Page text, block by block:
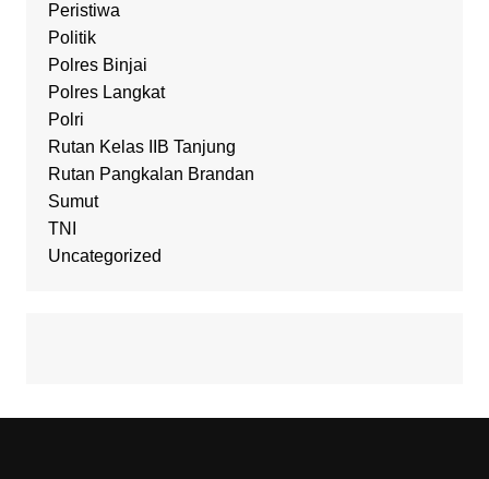
Peristiwa
Politik
Polres Binjai
Polres Langkat
Polri
Rutan Kelas IIB Tanjung
Rutan Pangkalan Brandan
Sumut
TNI
Uncategorized